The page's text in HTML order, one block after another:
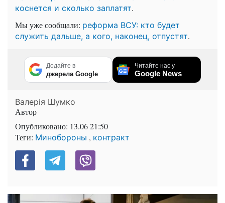
коснется и сколько заплатят.
Мы уже сообщали: реформа ВСУ: кто будет
служить дальше, а кого, наконец, отпустят.
Додайте в
джерела Google
Читайте нас у
Google News
Валерія Шумко
Автор
Опубликовано: 13.06 21:50
Теги: Минобороны , контракт